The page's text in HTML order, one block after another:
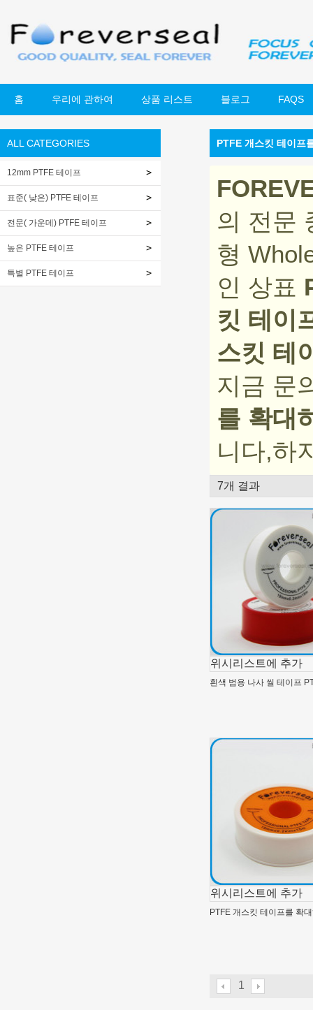
홈 우리에 관하여 상품 리스트 블로그 FAQS
ALL CATEGORIES
12mm PTFE 테이프
표준( 낮은) PTFE 테이프
전문( 가운데) PTFE 테이프
높은 PTFE 테이프
특별 PTFE 테이프
PTFE 개스킷 테이프
의 전문
형
인 상표
킷 테이
스킷 테
지금 문
를 확대
니다,하
7개 결과
위시리스트에 추가
흰색 범용 나사 씰 테이프
위시리스트에 추가
PTFE 개스킷 테이프를 확
1